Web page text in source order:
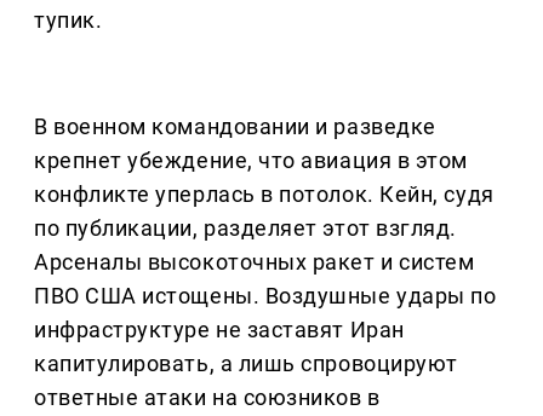
тупик.
В военном командовании и разведке
крепнет убеждение, что авиация в этом
конфликте уперлась в потолок. Кейн, судя
по публикации, разделяет этот взгляд.
Арсеналы высокоточных ракет и систем
ПВО США истощены. Воздушные удары по
инфраструктуре не заставят Иран
капитулировать, а лишь спровоцируют
ответные атаки на союзников в